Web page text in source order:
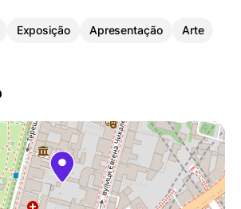
Exposição Apresentação Arte